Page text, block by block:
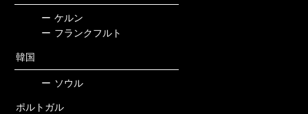
ー ケルン
ー フランクフルト
韓国
ー ソウル
ポルトガル